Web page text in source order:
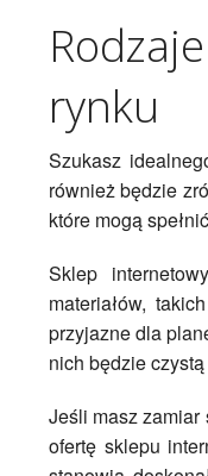
rynku
Szukasz
również będzie
które mogą
Sklep
materiałów,
przyjazne dla
nich będzie
Jeśli masz
ofertę sklepu